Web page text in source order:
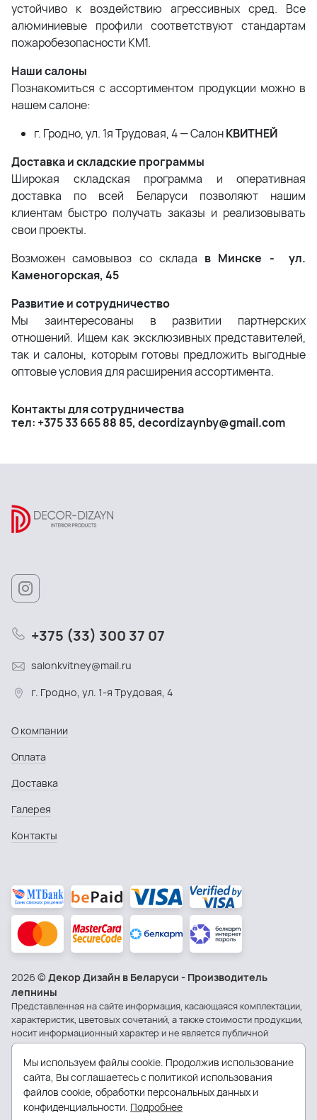
устойчиво к воздействию агрессивных сред. Все
алюминиевые профили соответствуют стандартам
пожаробезопасности КМ1.
Наши салоны
Познакомиться с ассортиментом продукции можно в
нашем салоне:
г. Гродно, ул. 1я Трудовая, 4 — СалонКВИТНЕЙ
Доставка и складские программы
Широкая складская программа и оперативная
доставка по всей Беларуси позволяют нашим
клиентам быстро получать заказы и реализовывать
свои проекты.
Возможен самовывоз со склада в Минске - ул.
Каменогорская, 45
Развитие и сотрудничество
Мы заинтересованы в развитии партнерских
отношений. Ищем как эксклюзивных представителей,
так и салоны, которым готовы предложить выгодные
оптовые условия для расширения ассортимента.
Контакты для сотрудничества
тел: +375 33 665 88 85, decordizaynby@gmail.com
+375 (33) 300 37 07
salonkvitney@mail.ru
г. Гродно, ул. 1-я Трудовая, 4
О компании
Оплата
Доставка
Галерея
Контакты
2026 © Декор Дизайн в Беларуси - Производитель
лепнины
Представленная на сайте информация, касающаяся комплектации,
характеристик, цветовых сочетаний, а также стоимости продукции,
носит информационный характер и не является публичной
офертой.
Политика обработки персональных данных
Общество с ограниченной ответственностью «Квитней». УНП
591005316.
Юридический адрес: 230023, г. Гродно, ул. Трудовая 1-я, д. 4, оф. 1
Мы используем файлы cookie. Продолжив использование
сайта, Вы соглашаетесь с политикой использования
файлов cookie, обработки персональных данных и
конфиденциальности. Подробнее